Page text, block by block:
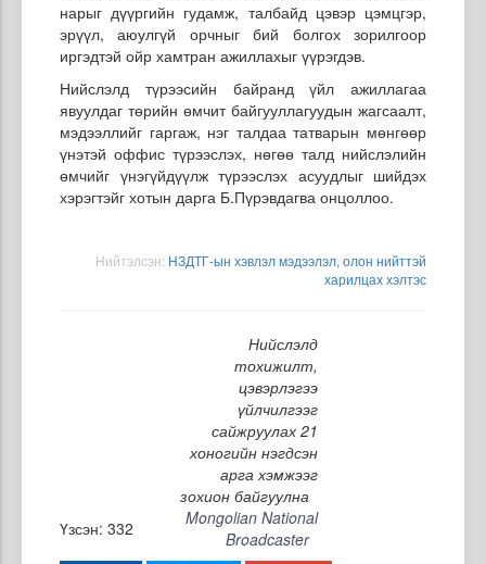
нарыг дүүргийн гудамж, талбайд цэвэр цэмцгэр,
эрүүл, аюулгүй орчныг бий болгох зорилгоор
иргэдтэй ойр хамтран ажиллахыг үүрэгдэв.
Нийслэлд түрээсийн байранд үйл ажиллагаа
явуулдаг төрийн өмчит байгууллагуудын жагсаалт,
мэдээллийг гаргаж, нэг талдаа татварын мөнгөөр
үнэтэй оффис түрээслэх, нөгөө талд нийслэлийн
өмчийг үнэгүйдүүлж түрээслэх асуудлыг шийдэх
хэрэгтэйг хотын дарга Б.Пүрэвдагва онцоллоо.
Нийтэлсэн: НЗДТГ-ын хэвлэл мэдээлэл, олон нийттэй
харилцах хэлтэс
Нийслэлд
тохижилт,
цэвэрлэгээ
үйлчилгээг
сайжруулах 21
хоногийн нэгдсэн
арга хэмжээг
зохион байгуулна
Үзсэн: 332
Mongolian National
Broadcaster